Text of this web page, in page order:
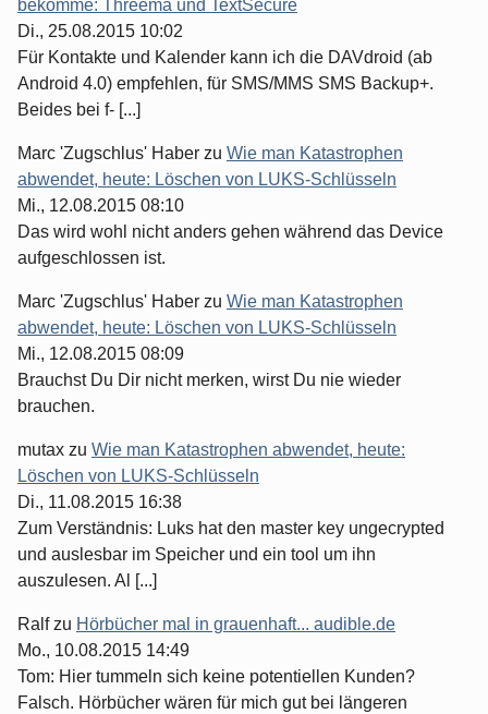
bekomme: Threema und TextSecure
Di., 25.08.2015 10:02
Für Kontakte und Kalender kann ich die DAVdroid (ab
Android 4.0) empfehlen, für SMS/MMS SMS Backup+.
Beides bei f- [...]
Marc 'Zugschlus' Haber zu Wie man Katastrophen
abwendet, heute: Löschen von LUKS-Schlüsseln
Mi., 12.08.2015 08:10
Das wird wohl nicht anders gehen während das Device
aufgeschlossen ist.
Marc 'Zugschlus' Haber zu Wie man Katastrophen
abwendet, heute: Löschen von LUKS-Schlüsseln
Mi., 12.08.2015 08:09
Brauchst Du Dir nicht merken, wirst Du nie wieder
brauchen.
mutax zu Wie man Katastrophen abwendet, heute:
Löschen von LUKS-Schlüsseln
Di., 11.08.2015 16:38
Zum Verständnis: Luks hat den master key ungecrypted
und auslesbar im Speicher und ein tool um ihn
auszulesen. Al [...]
Ralfzu Hörbücher mal in grauenhaft... audible.de
Mo., 10.08.2015 14:49
Tom: Hier tummeln sich keine potentiellen Kunden?
Falsch. Hörbücher wären für mich gut bei längeren